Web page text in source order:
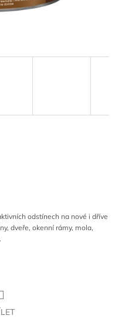
odstínech na nové i dříve
dveře, okenní rámy, mola,